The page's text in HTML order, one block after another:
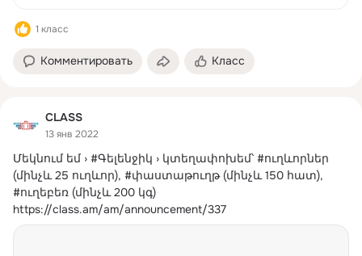
1 класс
Комментировать Класс
CLASS
13 янв 2022
Մեկնում եմ › #Գելենջիկ › կտեղափոխեմ՝ #ուղևորներ
(մինչև 25 ուղևոր), #փաստաթուղթ (մինչև 150 հատ),
#ուղեբեռ (մինչև 200 կգ)
https://class.am/am/announcement/337